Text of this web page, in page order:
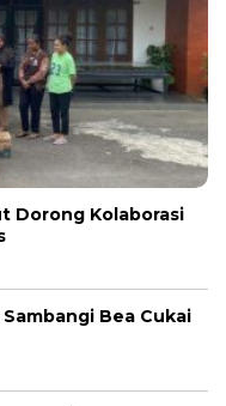
Dorong Kolaborasi
Bea Cukai